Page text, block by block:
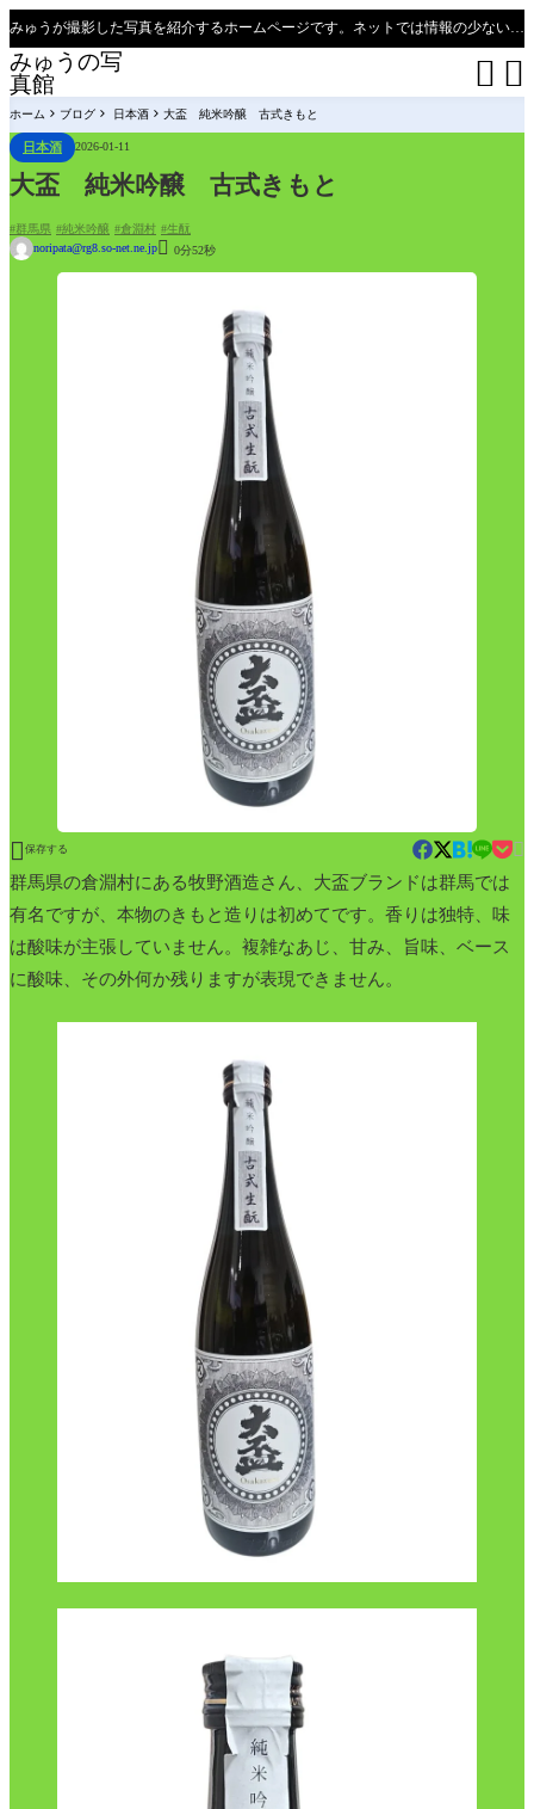
みゅうが撮影した写真を紹介するホームページです。ネットでは情報の少ない、新潟県、魚沼只見線の撮影ポイントの紹介があります（必見）。
みゅうの写
真館
 
ホーム ブログ 日本酒 大盃 純米吟醸 古式きもと
日本酒 2026-01-11
大盃 純米吟醸 古式きもと
群馬県 純米吟醸 倉淵村
生酛
noripata@rg8.so-net.ne.jp 0分52秒
 保存する 
群馬県の倉淵村にある牧野酒造さん、大盃ブランドは群馬では
有名ですが、本物のきもと造りは初めてです。香りは独特、味
は酸味が主張していません。複雑なあじ、甘み、旨味、ベース
に酸味、その外何か残りますが表現できません。